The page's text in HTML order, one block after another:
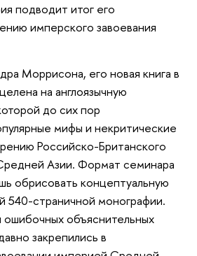
подводит итог его
имперского завоевания
Моррисона, его новая книга в
на англоязычную
до сих пор
мифы и некритические
Российско-Британского
Азии. Формат семинара
обрисовать концептуальную
540-страничной монографии.
объяснительных
закрепились в